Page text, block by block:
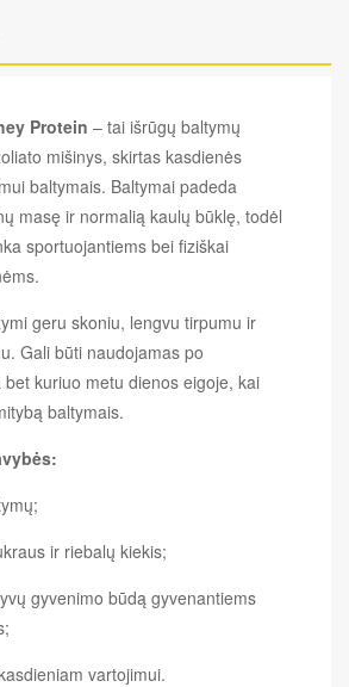
Protein – tai išrūgų baltymų
mišinys, skirtas kasdienės
baltymais. Baltymai padeda
masę ir normalią kaulų būklę, todėl
sportuojantiems bei fiziškai
geru skoniu, lengvu tirpumu ir
Gali būti naudojamas po
kuriuo metu dienos eigoje, kai
baltymais.
ir riebalų kiekis;
gyvenimo būdą gyvenantiems
vartojimui.